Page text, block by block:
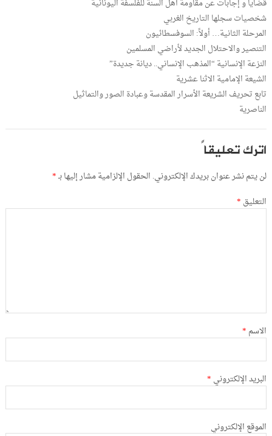
قضايا و إجابات عن مقاومة أهل السنة للفلسفة اليونانية
شخصيات سجلها التاريخ الغربي
المرحلة الثانية… أولاً: السوفسطائيون
التنصير والاحتلال الجديد لأراضي المسلمين
النزعة الإنسانية “المذهب الإنساني.. ديانة جديدة”
الشيعة الإمامية الاثنا عشرية
تابع تحريف الشريعة الأسرار المقدسة وعبادة الصور والتماثيل
الناصرية
اترك تعليقاً
لن يتم نشر عنوان بريدك الإلكتروني. الحقول الإلزامية مشار إليها بـ*
التعليق *
الاسم *
البريد الإلكتروني *
الموقع الإلكتروني